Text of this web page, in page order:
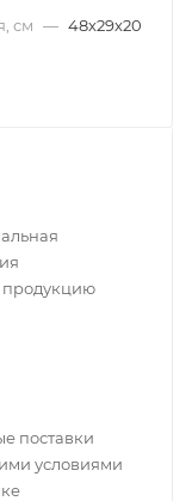
см — 48х29х20
продукцию
поставки
условиями